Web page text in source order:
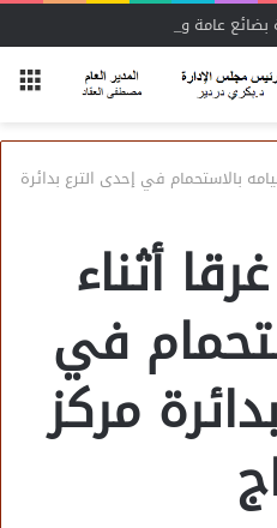
بالاستحمام في إحدى الترع بدائرة
أثناء
في
مركز